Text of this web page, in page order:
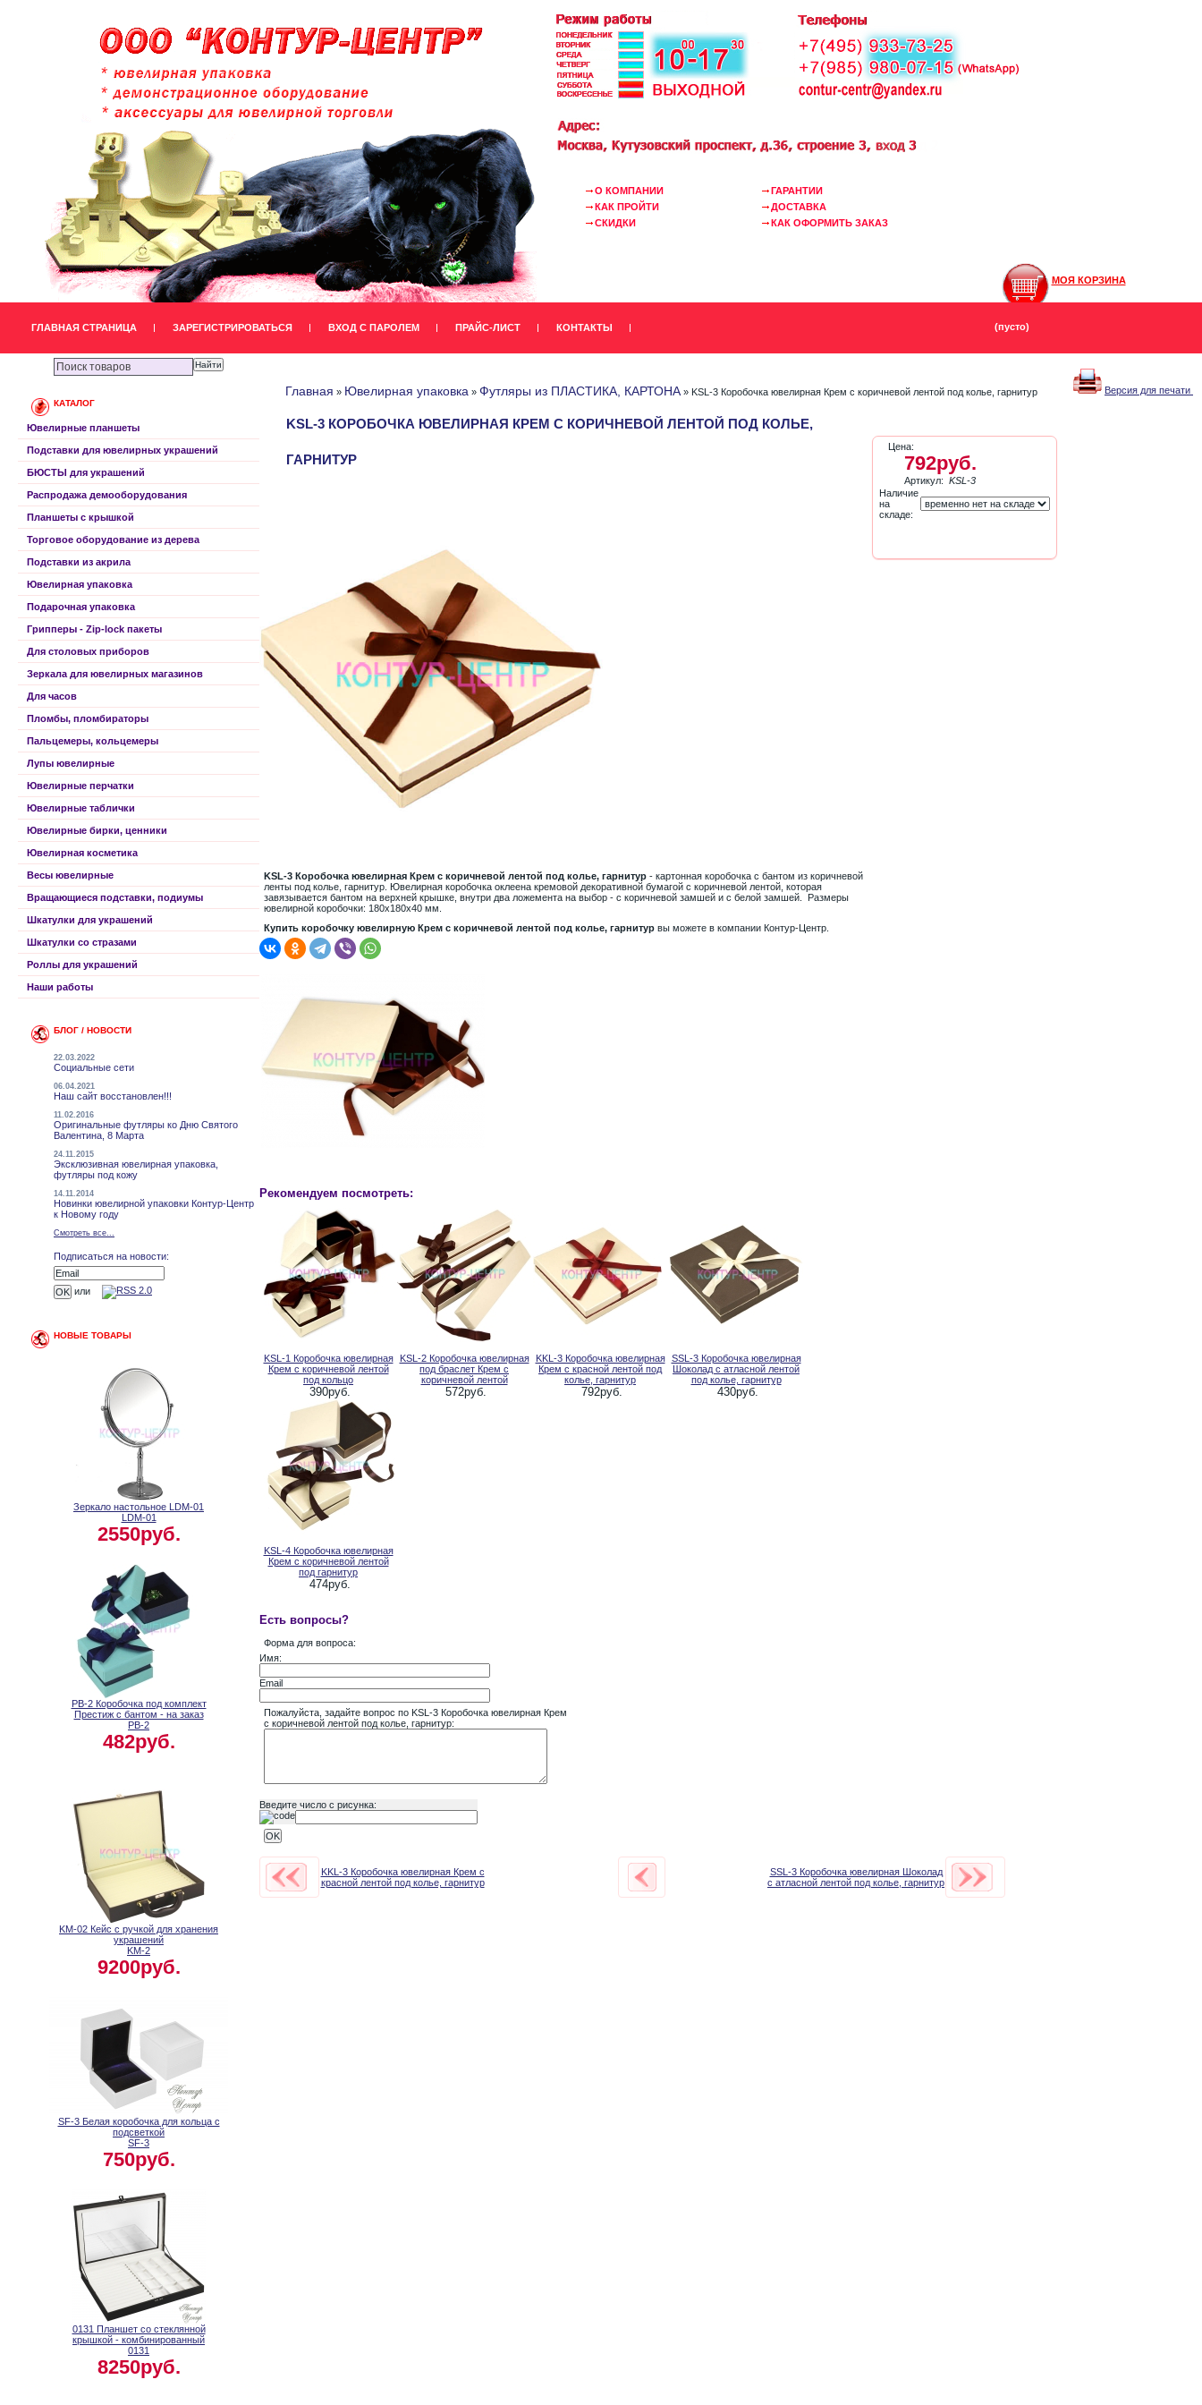
О КОМПАНИИ
КАК ПРОЙТИ
СКИДКИ
ГАРАНТИИ
ДОСТАВКА
КАК ОФОРМИТЬ ЗАКАЗ
МОЯ КОРЗИНА
(пусто)
ГЛАВНАЯ СТРАНИЦА ЗАРЕГИСТРИРОВАТЬСЯ ВХОД С ПАРОЛЕМ ПРАЙС-ЛИСТ КОНТАКТЫ
КАТАЛОГ
Ювелирные планшеты
Подставки для ювелирных украшений
БЮСТЫ для украшений
Распродажа демооборудования
Планшеты с крышкой
Торговое оборудование из дерева
Подставки из акрила
Ювелирная упаковка
Подарочная упаковка
Грипперы - Zip-lock пакеты
Для столовых приборов
Зеркала для ювелирных магазинов
Для часов
Пломбы, пломбираторы
Пальцемеры, кольцемеры
Лупы ювелирные
Ювелирные перчатки
Ювелирные таблички
Ювелирные бирки, ценники
Ювелирная косметика
Весы ювелирные
Вращающиеся подставки, подиумы
Шкатулки для украшений
Шкатулки со стразами
Роллы для украшений
Наши работы
БЛОГ / НОВОСТИ
22.03.2022
Социальные сети
06.04.2021
Наш сайт восстановлен!!!
11.02.2016
Оригинальные футляры ко Дню Святого
Валентина, 8 Марта
24.11.2015
Эксклюзивная ювелирная упаковка,
футляры под кожу
14.11.2014
Новинки ювелирной упаковки Контур-Центр
к Новому году
Смотреть все...
Подписаться на новости:
или
НОВЫЕ ТОВАРЫ
Зеркало настольное LDM-01
LDM-01
2550руб.
PB-2 Коробочка под комплект
Престиж с бантом - на заказ
PB-2
482руб.
KM-02 Кейс с ручкой для хранения
украшений
KM-2
9200руб.
SF-3 Белая коробочка для кольца с
подсветкой
SF-3
750руб.
0131 Планшет со стеклянной
крышкой - комбинированный
0131
8250руб.
Главная » Ювелирная упаковка » Футляры из ПЛАСТИКА, КАРТОНА » KSL-3 Коробочка ювелирная Крем с коричневой лентой под колье, гарнитур Версия для печати
KSL-3 КОРОБОЧКА ЮВЕЛИРНАЯ КРЕМ С КОРИЧНЕВОЙ ЛЕНТОЙ ПОД КОЛЬЕ,
ГАРНИТУР
KSL-3 Коробочка ювелирная Крем с коричневой лентой под колье, гарнитур - картонная коробочка с бантом из коричневой
ленты под колье, гарнитур. Ювелирная коробочка оклеена кремовой декоративной бумагой с коричневой лентой, которая
завязывается бантом на верхней крышке, внутри два ложемента на выбор - с коричневой замшей и с белой замшей. Размеры
ювелирной коробочки: 180х180х40 мм.
Купить коробочку ювелирную Крем с коричневой лентой под колье, гарнитур вы можете в компании Контур-Центр.
Цена:
792руб.
Артикул: KSL-3
Наличие
на
складе:
Рекомендуем посмотреть:
KSL-1 Коробочка ювелирная
Крем с коричневой лентой
под кольцо
390руб.
KSL-2 Коробочка ювелирная
под браслет Крем с
коричневой лентой
572руб.
KKL-3 Коробочка ювелирная
Крем с красной лентой под
колье, гарнитур
792руб.
SSL-3 Коробочка ювелирная
Шоколад с атласной лентой
под колье, гарнитур
430руб.
KSL-4 Коробочка ювелирная
Крем с коричневой лентой
под гарнитур
474руб.
Есть вопросы?
Форма для вопроса:
Имя:
Email
Пожалуйста, задайте вопрос по KSL-3 Коробочка ювелирная Крем
с коричневой лентой под колье, гарнитур:
Введите число с рисунка:
KKL-3 Коробочка ювелирная Крем с
красной лентой под колье, гарнитур
SSL-3 Коробочка ювелирная Шоколад
с атласной лентой под колье, гарнитур